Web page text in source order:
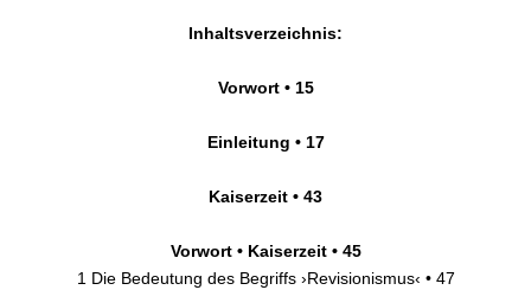
Inhaltsverzeichnis:
Vorwort • 15
Einleitung • 17
Kaiserzeit • 43
Vorwort • Kaiserzeit • 45
1 Die Bedeutung des Begriffs ›Revisionismus‹ • 47